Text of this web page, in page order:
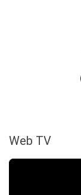
Web TV